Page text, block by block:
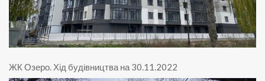
ЖК Озеро. Хід будівництва на 30.11.2022